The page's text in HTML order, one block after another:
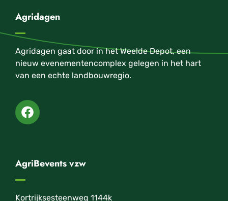
Agridagen
Agridagen gaat door in het Weelde Depot, een
nieuw evenementencomplex gelegen in het hart
van een echte landbouwregio.
AgriBevents vzw
Kortrijksesteenweg 1144k